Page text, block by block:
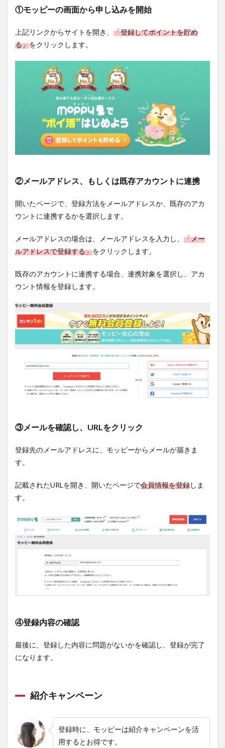
①モッピーの画面から申し込みを開始
上記リンクからサイトを開き、 「登録してポイントを貯め
る」をクリックします。
②メールアドレス、もしくは既存アカウントに連携
開いたページで、登録方法をメールアドレスか、既存のアカ
ウントに連携するかを選択します。
メールアドレスの場合は、メールアドレスを入力し、 「メー
ルアドレスで登録する」をクリックします。
既存のアカウントに連携する場合、連携対象を選択し、アカ
ウント情報を登録します。
③メールを確認し、URLをクリック
登録先のメールアドレスに、モッピーからメールが届きま
す。
記載されたURLを開き、開いたページで会員情報を登録しま
す。
④登録内容の確認
最後に、登録した内容に問題がないかを確認し、登録が完了
になります。
紹介キャンペーン
登録時に、モッピーは紹介キャンペーンを活
用するとお得です。